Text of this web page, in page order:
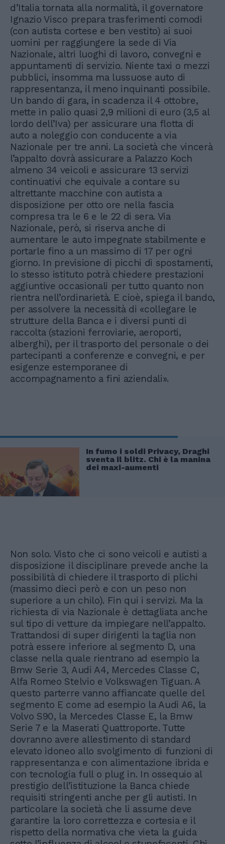
d’Italia tornata alla normalità, il governatore
Ignazio Visco prepara trasferimenti comodi
(con autista cortese e ben vestito) ai suoi
uomini per raggiungere la sede di Via
Nazionale, altri luoghi di lavoro, convegni e
appuntamenti di servizio. Niente taxi o mezzi
pubblici, insomma ma lussuose auto di
rappresentanza, il meno inquinanti possibile.
Un bando di gara, in scadenza il 4 ottobre,
mette in palio quasi 2,9 milioni di euro (3,5 al
lordo dell’Iva) per assicurare una flotta di
auto a noleggio con conducente a via
Nazionale per tre anni. La società che vincerà
l’appalto dovrà assicurare a Palazzo Koch
almeno 34 veicoli e assicurare 13 servizi
continuativi che equivale a contare su
altrettante macchine con autista a
disposizione per otto ore nella fascia
compresa tra le 6 e le 22 di sera. Via
Nazionale, però, si riserva anche di
aumentare le auto impegnate stabilmente e
portarle fino a un massimo di 17 per ogni
giorno. In previsione di picchi di spostamenti,
lo stesso istituto potrà chiedere prestazioni
aggiuntive occasionali per tutto quanto non
rientra nell’ordinarietà. E cioè, spiega il bando,
per assolvere la necessità di «collegare le
strutture della Banca e i diversi punti di
raccolta (stazioni ferroviarie, aeroporti,
alberghi), per il trasporto del personale o dei
partecipanti a conferenze e convegni, e per
esigenze estemporanee di
accompagnamento a fini aziendali».
In fumo i soldi Privacy, Draghi
sventa il blitz. Chi è la manina
dei maxi-aumenti
Non solo. Visto che ci sono veicoli e autisti a
disposizione il disciplinare prevede anche la
possibilità di chiedere il trasporto di plichi
(massimo dieci però e con un peso non
superiore a un chilo). Fin qui i servizi. Ma la
richiesta di via Nazionale è dettagliata anche
sul tipo di vetture da impiegare nell’appalto.
Trattandosi di super dirigenti la taglia non
potrà essere inferiore al segmento D, una
classe nella quale rientrano ad esempio la
Bmw Serie 3, Audi A4, Mercedes Classe C,
Alfa Romeo Stelvio e Volkswagen Tiguan. A
questo parterre vanno affiancate quelle del
segmento E come ad esempio la Audi A6, la
Volvo S90, la Mercedes Classe E, la Bmw
Serie 7 e la Maserati Quattroporte. Tutte
dovranno avere allestimento di standard
elevato idoneo allo svolgimento di funzioni di
rappresentanza e con alimentazione ibrida e
con tecnologia full o plug in. In ossequio al
prestigio dell’istituzione la Banca chiede
requisiti stringenti anche per gli autisti. In
particolare la società che li assume deve
garantire la loro correttezza e cortesia e il
rispetto della normativa che vieta la guida